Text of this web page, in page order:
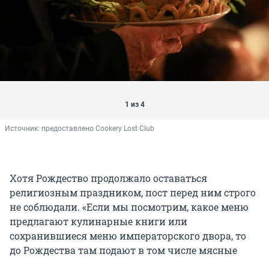
1 из 4
Источник: предоставлено Cookery Lost Club
Хотя Рождество продолжало оставаться
религиозным праздником, пост перед ним строго
не соблюдали. «Если мы посмотрим, какое меню
предлагают кулинарные книги или
сохранившиеся меню императорского двора, то
до Рождества там подают в том числе мясные